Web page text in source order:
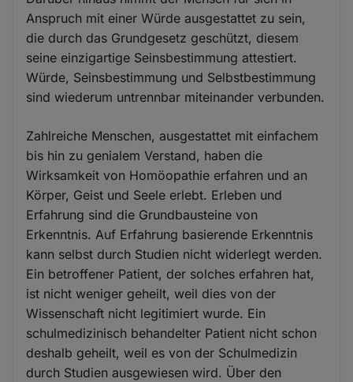
Anspruch mit einer Würde ausgestattet zu sein,
die durch das Grundgesetz geschützt, diesem
seine einzigartige Seinsbestimmung attestiert.
Würde, Seinsbestimmung und Selbstbestimmung
sind wiederum untrennbar miteinander verbunden.
Zahlreiche Menschen, ausgestattet mit einfachem
bis hin zu genialem Verstand, haben die
Wirksamkeit von Homöopathie erfahren und an
Körper, Geist und Seele erlebt. Erleben und
Erfahrung sind die Grundbausteine von
Erkenntnis. Auf Erfahrung basierende Erkenntnis
kann selbst durch Studien nicht widerlegt werden.
Ein betroffener Patient, der solches erfahren hat,
ist nicht weniger geheilt, weil dies von der
Wissenschaft nicht legitimiert wurde. Ein
schulmedizinisch behandelter Patient nicht schon
deshalb geheilt, weil es von der Schulmedizin
durch Studien ausgewiesen wird. Über den